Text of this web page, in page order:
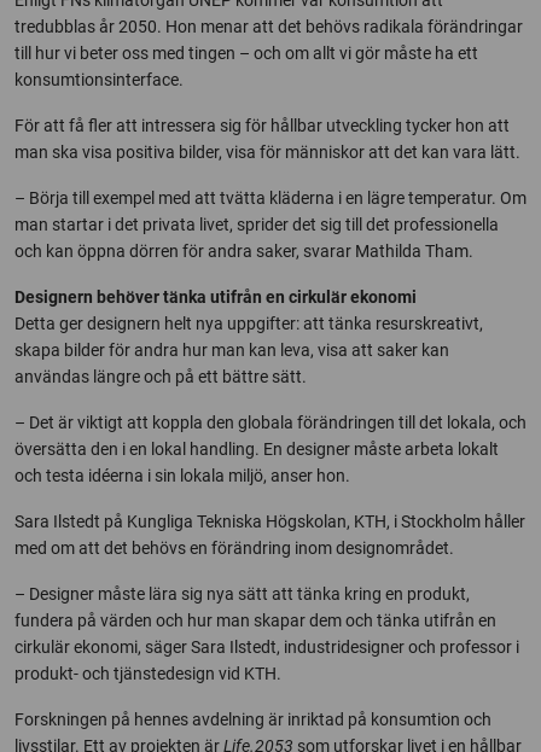
tredubblas år 2050. Hon menar att det behövs radikala förändringar
till hur vi beter oss med tingen – och om allt vi gör måste ha ett
konsumtionsinterface.
För att få fler att intressera sig för hållbar utveckling tycker hon att
man ska visa positiva bilder, visa för människor att det kan vara lätt.
– Börja till exempel med att tvätta kläderna i en lägre temperatur. Om
man startar i det privata livet, sprider det sig till det professionella
och kan öppna dörren för andra saker, svarar Mathilda Tham.
Designern behöver tänka utifrån en cirkulär ekonomi
Detta ger designern helt nya uppgifter: att tänka resurskreativt,
skapa bilder för andra hur man kan leva, visa att saker kan
användas längre och på ett bättre sätt.
– Det är viktigt att koppla den globala förändringen till det lokala, och
översätta den i en lokal handling. En designer måste arbeta lokalt
och testa idéerna i sin lokala miljö, anser hon.
Sara Ilstedt på Kungliga Tekniska Högskolan, KTH, i Stockholm håller
med om att det behövs en förändring inom designområdet.
– Designer måste lära sig nya sätt att tänka kring en produkt,
fundera på värden och hur man skapar dem och tänka utifrån en
cirkulär ekonomi, säger Sara Ilstedt, industridesigner och professor i
produkt- och tjänstedesign vid KTH.
Forskningen på hennes avdelning är inriktad på konsumtion och
livsstilar. Ett av projekten ärLife.2053 som utforskar livet i en hållbar